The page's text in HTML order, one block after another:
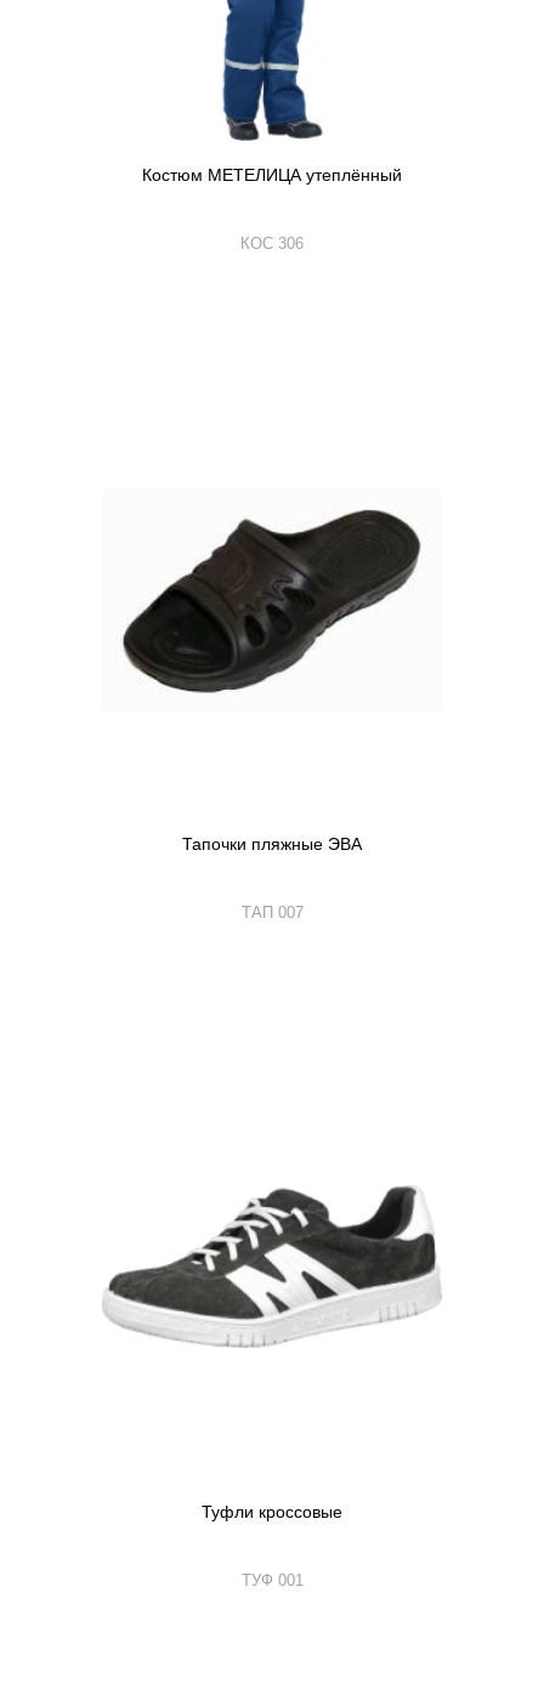
Костюм МЕТЕЛИЦА утеплённый
КОС 306
Тапочки пляжные ЭВА
ТАП 007
Туфли кроссовые
ТУФ 001